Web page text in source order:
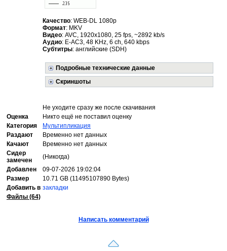
Качество: WEB-DL 1080p
Формат: MKV
Видео: AVC, 1920x1080, 25 fps, ~2892 kb/s
Аудио: E-AC3, 48 KHz, 6 ch, 640 kbps
Субтитры: английские (SDH)
Подробные технические данные
Скриншоты
Не уходите сразу же после скачивания
Оценка
Никто ещё не поставил оценку
Категория
Мультипликация
Раздают
Временно нет данных
Качают
Временно нет данных
Сидер
замечен
(Никогда)
Добавлен
09-07-2026 19:02:04
Размер
10.71 GB (11495107890 Bytes)
Добавить в закладки
Файлы (64)
Написать комментарий